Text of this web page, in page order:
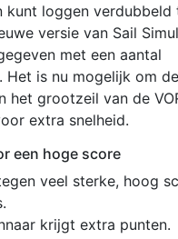
kunt loggen verdubbeld
versie van Sail
met een aantal
Het is nu mogelijk om de
het grootzeil van de
extra snelheid.
een hoge score
veel sterke, hoog
krijgt extra punten.